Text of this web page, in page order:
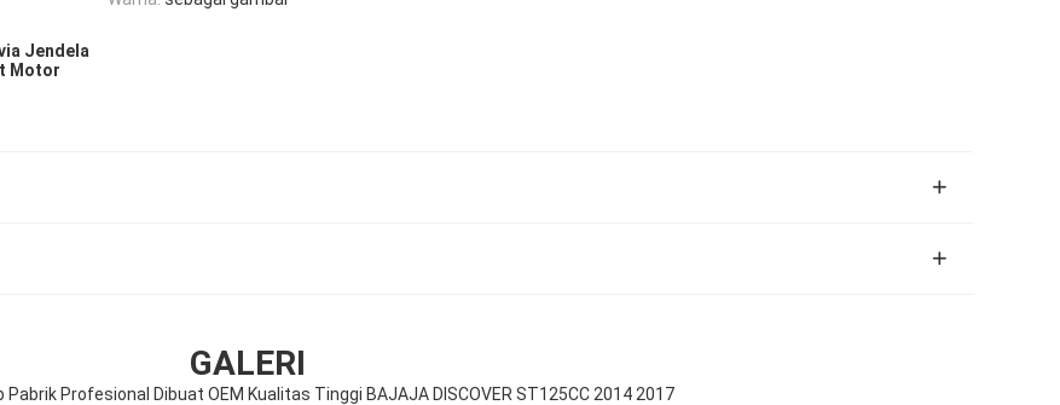
Jendela
Motor
GALERI
Profesional Dibuat OEM Kualitas Tinggi BAJAJA DISCOVER ST125CC 2014 2017